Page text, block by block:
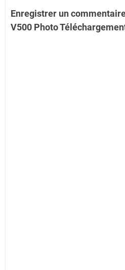
Enregistrer un
V500 Photo